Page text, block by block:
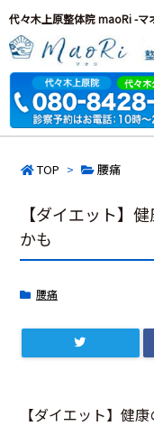
代々木上原整体院 maoRi -マ
TOP > 腰痛
【ダイエット】
かも
腰痛
【ダイエット】健